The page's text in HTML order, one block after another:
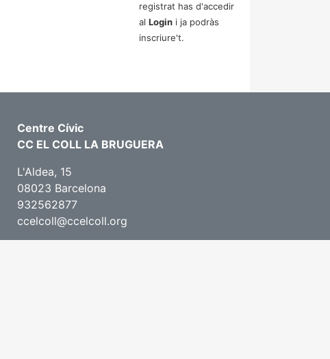
registrat has d'accedir
al Login i ja podràs
inscriure't.
Centre Cívic
CC EL COLL LA BRUGUERA
L'Aldea, 15
08023 Barcelona
932562877
ccelcoll@ccelcoll.org